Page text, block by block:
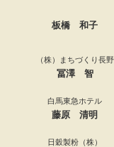
板橋 和子
（株）まちづくり長野
冨澤 智
白馬東急ホテル
藤原 清明
日穀製粉（株）